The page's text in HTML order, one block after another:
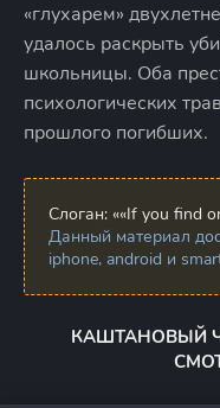
«глухарем»
удалось раскрыть
школьницы. Оба
психологических
прошлого погибших.
Слоган: ««If you find
Данный материал
iphone, android и
КАШТАНОВЫЙ